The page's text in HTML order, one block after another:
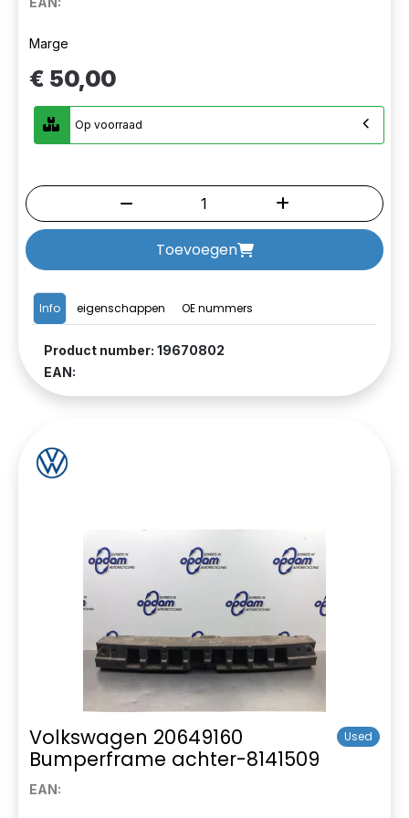
Info eigenschappen OE nummers
Product number: 19670802
EAN:
Marge
€ 50,00
Op voorraad
Toevoegen
Volkswagen 20649160
Bumperframe achter-8141509
Used
EAN: